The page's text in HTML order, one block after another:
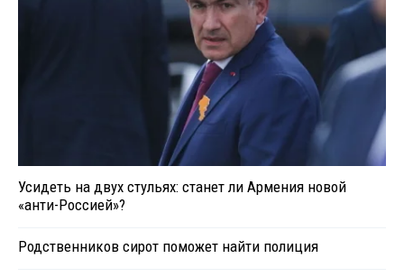
Усидеть на двух стульях: станет ли Армения новой
«анти-Россией»?
Родственников сирот поможет найти полиция